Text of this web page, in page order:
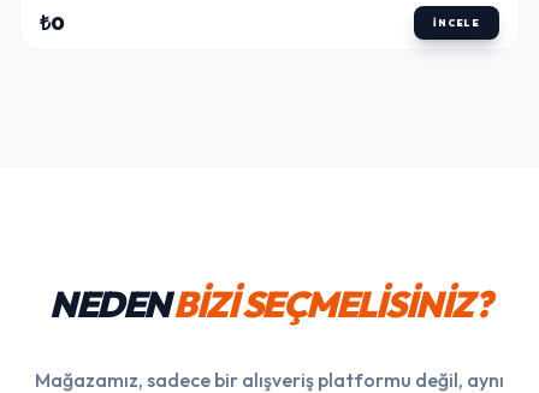
₺0 İNCELE
NEDENBİZİ SEÇMELİSİNİZ?
Mağazamız, sadece bir alışveriş platformu değil, aynı